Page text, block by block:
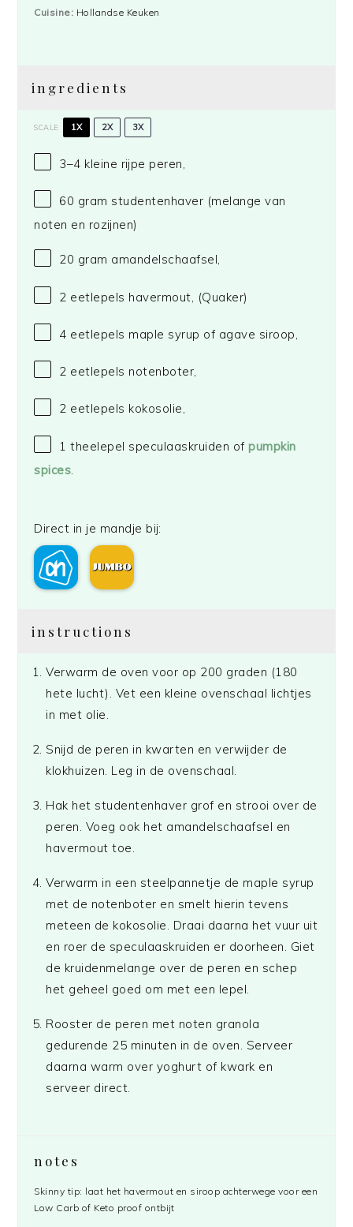
Cuisine: Hollandse Keuken
ingredients
SCALE 1X 2X 3X
3–4 kleine rijpe peren,
60 gram studentenhaver (melange van
noten en rozijnen)
20 gram amandelschaafsel,
2 eetlepels havermout, (Quaker)
4 eetlepels maple syrup of agave siroop,
2 eetlepels notenboter,
2 eetlepels kokosolie,
1 theelepel speculaaskruiden ofpumpkin
spices
Direct in je mandje bij:
instructions
Verwarm de oven voor op 200 graden (180
hete lucht). Vet een kleine ovenschaal lichtjes
in met olie.
Snijd de peren in kwarten en verwijder de
klokhuizen. Leg in de ovenschaal.
Hak het studentenhaver grof en strooi over de
peren. Voeg ook het amandelschaafsel en
havermout toe.
Verwarm in een steelpannetje de maple syrup
met de notenboter en smelt hierin tevens
meteen de kokosolie. Draai daarna het vuur uit
en roer de speculaaskruiden er doorheen. Giet
de kruidenmelange over de peren en schep
het geheel goed om met een lepel.
Rooster de peren met noten granola
gedurende 25 minuten in de oven. Serveer
daarna warm over yoghurt of kwark en
serveer direct.
notes
Skinny tip: laat het havermout en siroop achterwege voor een
Low Carb of Keto proof ontbijt